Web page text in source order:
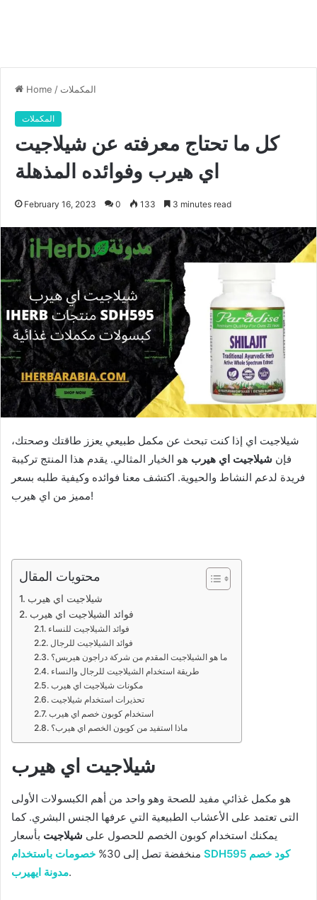
Home / المكملات
المكملات
كل ما تحتاج معرفته عن شيلاجيت
اي هيرب وفوائده المذهلة
February 16, 2023 0 133 3 minutes read
شيلاجيت اي إذا كنت تبحث عن مكمل طبيعي يعزز طاقتك وصحتك،
فإن شيلاجيت اي هيرب هو الخيار المثالي. يقدم هذا المنتج تركيبة
فريدة لدعم النشاط والحيوية. اكتشف معنا فوائده وكيفية طلبه بسعر
مميز من اي هيرب!
محتويات المقال
شيلاجيت اي هيرب
فوائد الشيلاجيت اي هيرب
فوائد الشيلاجيت للنساء
فوائد الشيلاجيت للرجال
ما هو الشيلاجيت المقدم من شركة دراجون هيربس؟
طريقة استخدام الشيلاجيت للرجال والنساء
مكونات شيلاجيت اي هيرب
تحذيرات استخدام شيلاجيت
استخدام كوبون خصم اي هيرب
ماذا استفيد من كوبون الخصم اي هيرب؟
شيلاجيت اي هيرب
هو مكمل غذائي مفيد للصحة وهو واحد من أهم الكبسولات الأولى
التى تعتمد على الأعشاب الطبيعية التي عرفها الجنس البشري. كما
يمكنك استخدام كوبون الخصم للحصول على شيلاجيت بأسعار
منخفضة تصل إلى 30%
خصومات باستخدام SDH595 كود خصم
مدونة ايهيرب.